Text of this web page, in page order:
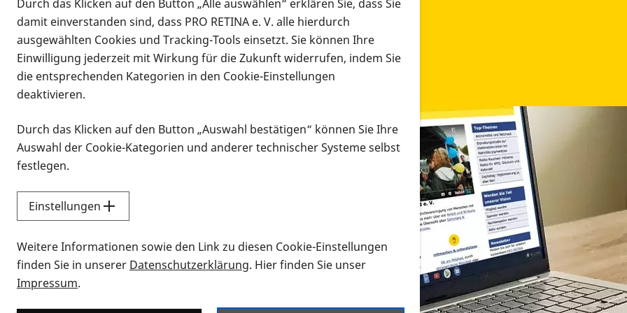
Infomaterial
Infomaterial
Vorlesen
Alle Infomaterialien in verschiedenen Formaten an
Sie möchten wissen, wie Sie nach Infonmaterial suchen und dieses bestellen bzw. herunterladen
Durch das Klicken auf den Button „Alle auswählen“ erklären Sie, dass Sie
damit einverstanden sind, dass PRO RETINA e. V. alle hierdurch
ausgewählten Cookies und Tracking-Tools einsetzt. Sie können Ihre
Einwilligung jederzeit mit Wirkung für die Zukunft widerrufen, indem Sie
die entsprechenden Kategorien in den Cookie-Einstellungen
deaktivieren.
Durch das Klicken auf den Button „Auswahl bestätigen“ können Sie Ihre
Auswahl der Cookie-Kategorien und anderer technischer Systeme selbst
festlegen.
Einstellungen
Weitere Informationen sowie den Link zu diesen Cookie-Einstellungen
finden Sie in unserer Datenschutzerklärung. Hier finden Sie unser
Impressum.